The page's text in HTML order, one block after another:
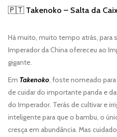
🇵🇹 Takenoko – Salta da
Há muito, muito tempo atrás, para
Imperador da China ofereceu ao
gigante.
Em Takenoko, foste nomeado
de cuidar do importante panda e
do Imperador. Terás de cultivar e
inteligente para que o bambu, o
cresça em abundância. Mas